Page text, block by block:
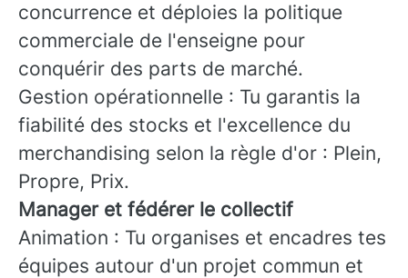
concurrence et déploies la politique
commerciale de l'enseigne pour
conquérir des parts de marché.
Gestion opérationnelle : Tu garantis la
fiabilité des stocks et l'excellence du
merchandising selon la règle d'or : Plein,
Propre, Prix.
Manager et fédérer le collectif
Animation : Tu organises et encadres tes
équipes autour d'un projet commun et